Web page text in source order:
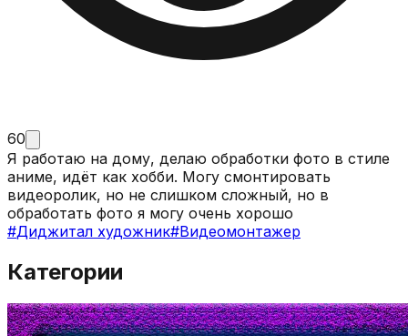
60
Я работаю на дому, делаю обработки фото в стиле
аниме, идёт как хобби. Могу смонтировать
видеоролик, но не слишком сложный, но в
обработать фото я могу очень хорошо
#Диджитал художник#Видеомонтажер
Категории